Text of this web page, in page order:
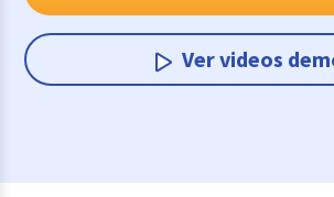
Ver videos